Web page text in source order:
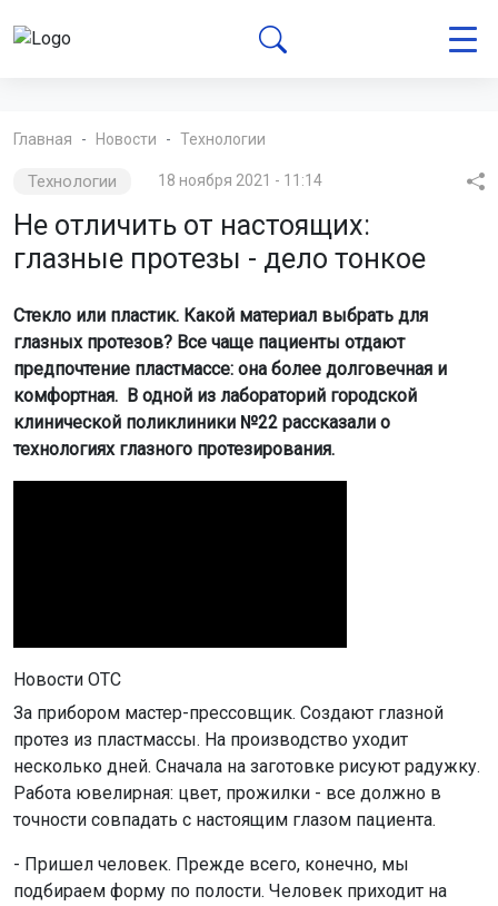
Главная Новости Технологии
Технологии 18 ноября 2021 - 11:14
Не отличить от настоящих:
глазные протезы - дело тонкое
Стекло или пластик. Какой материал выбрать для
глазных протезов? Все чаще пациенты отдают
предпочтение пластмассе: она более долговечная и
комфортная. В одной из лабораторий городской
клинической поликлиники №22 рассказали о
технологиях глазного протезирования.
Новости ОТС
За прибором мастер-прессовщик. Создают глазной
протез из пластмассы. На производство уходит
несколько дней. Сначала на заготовке рисуют радужку.
Работа ювелирная: цвет, прожилки - все должно в
точности совпадать с настоящим глазом пациента.
- Пришел человек. Прежде всего, конечно, мы
подбираем форму по полости. Человек приходит на